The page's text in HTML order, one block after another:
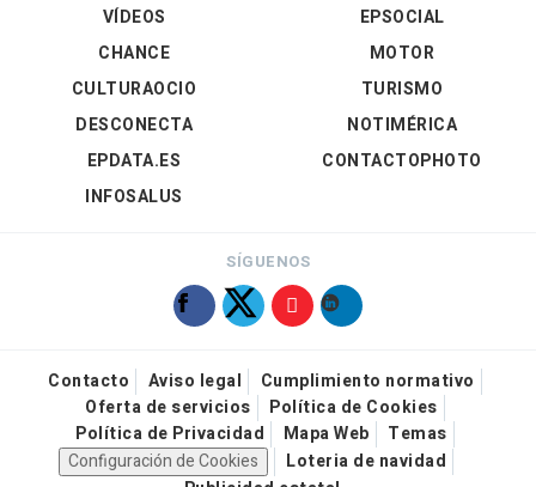
VÍDEOS
EPSOCIAL
CHANCE
CULTURAOCIO
DESCONECTA
EPDATA.ES
INFOSALUS
MOTOR
TURISMO
NOTIMÉRICA
CONTACTOPHOTO
SÍGUENOS
Contacto Aviso legal
Cumplimiento normativo
Oferta de servicios
Política de Cookies
Política de Privacidad
Mapa Web
Temas
Configuración de Cookies
Loteria de navidad